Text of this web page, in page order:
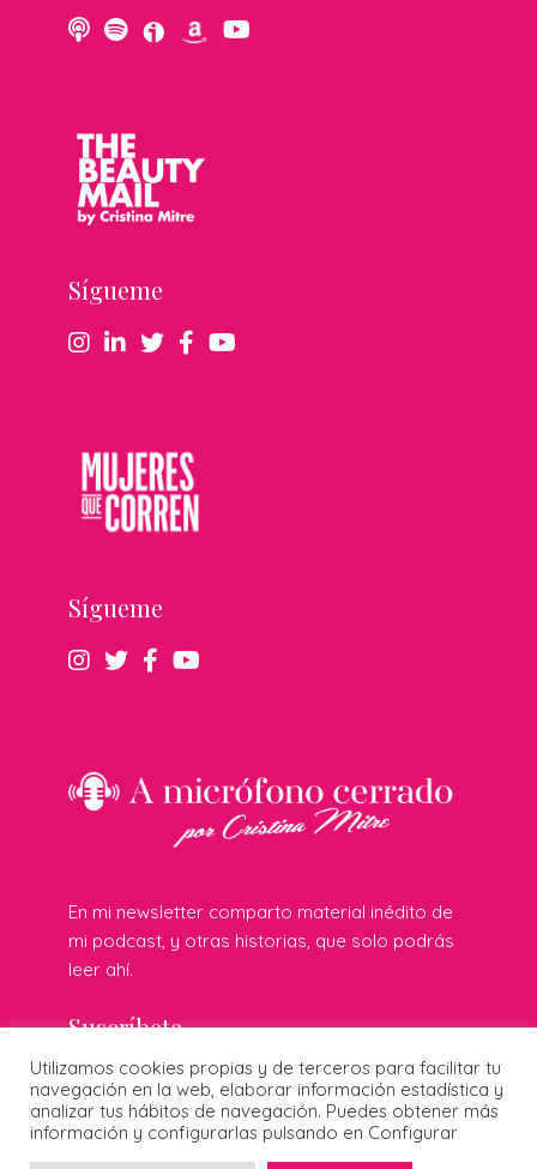
Sígueme
Sígueme
En mi newsletter comparto material inédito de
mi podcast, y otras historias, que solo podrás
leer ahí.
Suscríbete
© 2026 Cristina Mitre · Todos los derechos reservados ·
Utilizamos cookies propias y de terceros para facilitar tu
navegación en la web, elaborar información estadística y
analizar tus hábitos de navegación. Puedes obtener más
información y configurarlas pulsando en Configurar